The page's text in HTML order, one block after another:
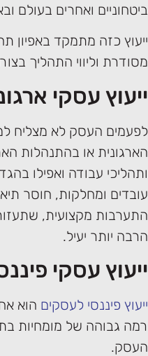
ביטחוניים ואחרים בעולם
ייעוץ כזה מתמקד באפיון
מסודרת וליווי התהליך
ייעוץ עסקי
לפעמים העסק לא מצליח
הארגונית או בהתנהלות
ותהליכי עבודה ואפילו
עובדים ומחלקות, חוסר
התערבות מקצועית,
הרבה יותר יעיל.
ייעוץ עסקי
ייעוץ פיננסי לעסקים הוא
רמה גבוהה של מומחיות
העסק.